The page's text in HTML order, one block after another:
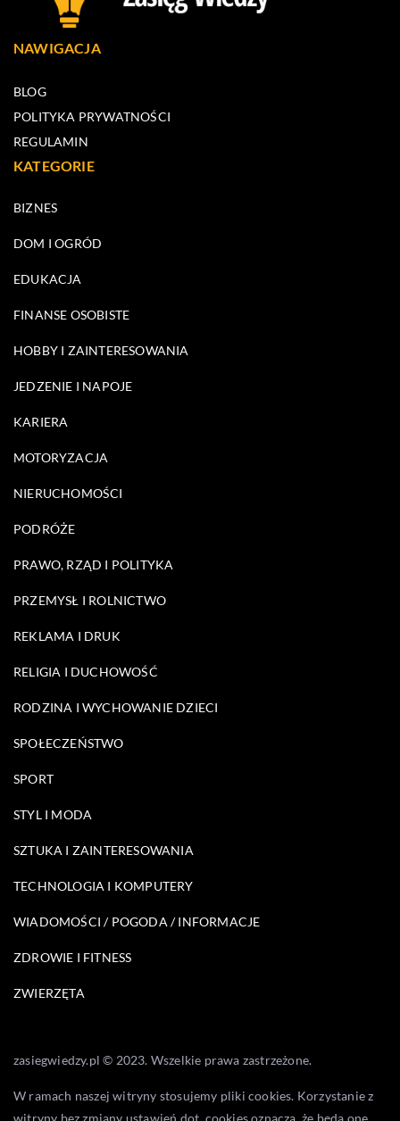
NAWIGACJA
BLOG
POLITYKA PRYWATNOŚCI
REGULAMIN
KATEGORIE
BIZNES
DOM I OGRÓD
EDUKACJA
FINANSE OSOBISTE
HOBBY I ZAINTERESOWANIA
JEDZENIE I NAPOJE
KARIERA
MOTORYZACJA
NIERUCHOMOŚCI
PODRÓŻE
PRAWO, RZĄD I POLITYKA
PRZEMYSŁ I ROLNICTWO
REKLAMA I DRUK
RELIGIA I DUCHOWOŚĆ
RODZINA I WYCHOWANIE DZIECI
SPOŁECZEŃSTWO
SPORT
STYL I MODA
SZTUKA I ZAINTERESOWANIA
TECHNOLOGIA I KOMPUTERY
WIADOMOŚCI / POGODA / INFORMACJE
ZDROWIE I FITNESS
ZWIERZĘTA
zasiegwiedzy.pl © 2023. Wszelkie prawa zastrzeżone.
W ramach naszej witryny stosujemy pliki cookies. Korzystanie z
witryny bez zmiany ustawień dot. cookies oznacza, że będą one